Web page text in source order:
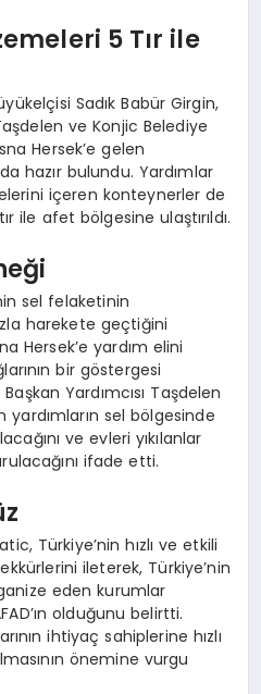
5 Tır ile
Sadık Babür Girgin,
ve Konjic Belediye
Hersek’e gelen
hazır bulundu. Yardımlar
içeren konteynerler de
ile afet bölgesine ulaştırıldı.
sel felaketinin
harekete geçtiğini
Hersek’e yardım elini
bir göstergesi
Yardımcısı Taşdelen
yardımların sel bölgesinde
ve evleri yıkılanlar
ifade etti.
Türkiye’nin hızlı ve etkili
ileterek, Türkiye’nin
eden kurumlar
olduğunu belirtti.
ihtiyaç sahiplerine hızlı
önemine vurgu